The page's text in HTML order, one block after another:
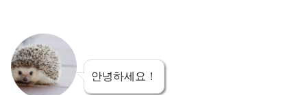
안녕하세요！